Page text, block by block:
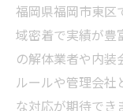
福岡県福岡市東区
域密着で実績が豊
の解体業者や内
ルールや管理会社
な対応が期待でき